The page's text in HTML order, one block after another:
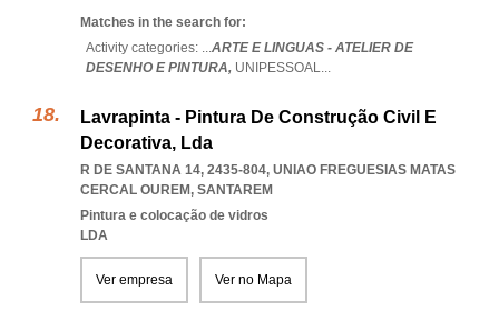
Matches in the search for:
Activity categories: ...ARTE E LINGUAS - ATELIER DE
DESENHO E PINTURA, UNIPESSOAL...
Lavrapinta - Pintura De Construção Civil E
Decorativa, Lda
R DE SANTANA 14, 2435-804, UNIAO FREGUESIAS MATAS
CERCAL OUREM, SANTAREM
Pintura e colocação de vidros
LDA
Ver empresa Ver no Mapa